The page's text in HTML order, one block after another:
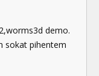
demo.
sokat pihentem